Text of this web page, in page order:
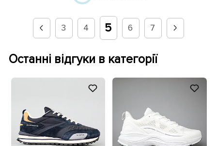
3 4 5 6 7
Останні відгуки в категорії